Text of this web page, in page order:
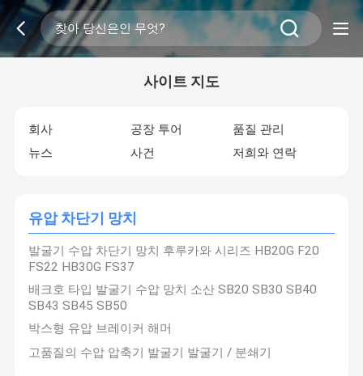
사이트 지도
회사 공장 투어
품질 관리
뉴스
사건 저희와 연락
유압 차단기 망치
발굴기 수압 차단기 망치 후루카와 시리즈 HB20G F20
FS22 HB30G FS37
배크호 타입 발굴기 수압 망치 소산 SB20 SB30 SB40
SB43 SB45 SB50
박스형 유압 브레이커 해머
고품질의 수압 압축기 발굴기 발굴기 / 분쇄기